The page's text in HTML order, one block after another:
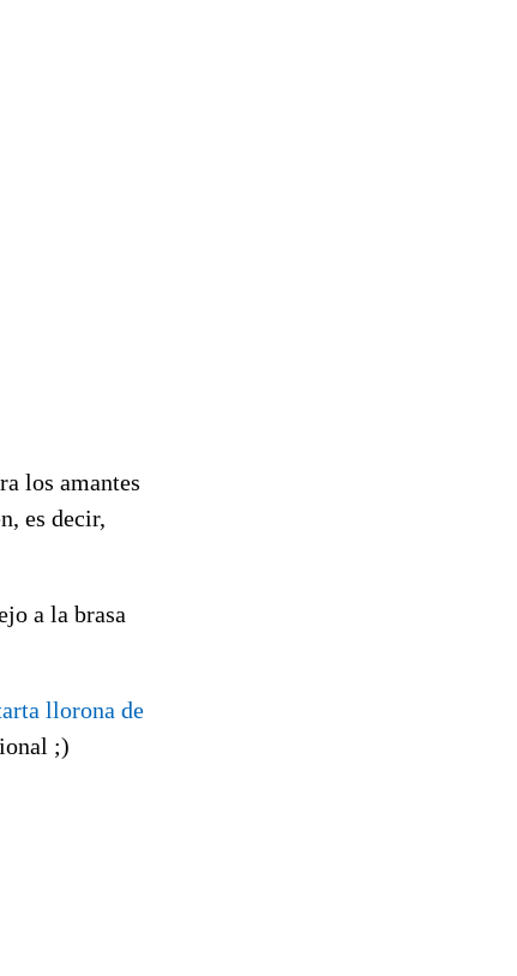
los amantes
es decir,
a la brasa
llorona de
;)